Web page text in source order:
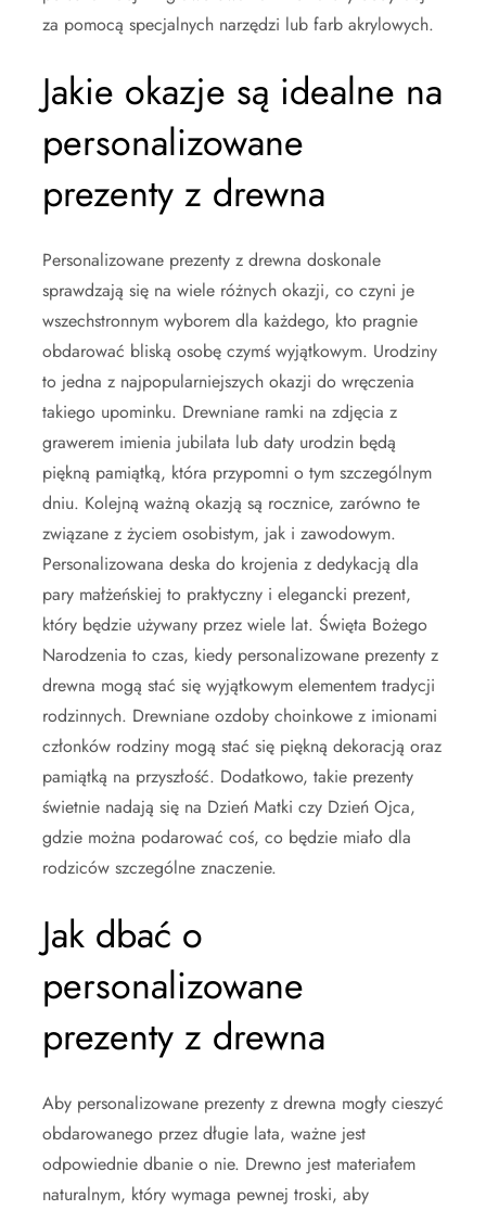
za pomocą specjalnych narzędzi lub farb akrylowych.
Jakie okazje są idealne na
personalizowane
prezenty z drewna
Personalizowane prezenty z drewna doskonale
sprawdzają się na wiele różnych okazji, co czyni je
wszechstronnym wyborem dla każdego, kto pragnie
obdarować bliską osobę czymś wyjątkowym. Urodziny
to jedna z najpopularniejszych okazji do wręczenia
takiego upominku. Drewniane ramki na zdjęcia z
grawerem imienia jubilata lub daty urodzin będą
piękną pamiątką, która przypomni o tym szczególnym
dniu. Kolejną ważną okazją są rocznice, zarówno te
związane z życiem osobistym, jak i zawodowym.
Personalizowana deska do krojenia z dedykacją dla
pary małżeńskiej to praktyczny i elegancki prezent,
który będzie używany przez wiele lat. Święta Bożego
Narodzenia to czas, kiedy personalizowane prezenty z
drewna mogą stać się wyjątkowym elementem tradycji
rodzinnych. Drewniane ozdoby choinkowe z imionami
członków rodziny mogą stać się piękną dekoracją oraz
pamiątką na przyszłość. Dodatkowo, takie prezenty
świetnie nadają się na Dzień Matki czy Dzień Ojca,
gdzie można podarować coś, co będzie miało dla
rodziców szczególne znaczenie.
Jak dbać o
personalizowane
prezenty z drewna
Aby personalizowane prezenty z drewna mogły cieszyć
obdarowanego przez długie lata, ważne jest
odpowiednie dbanie o nie. Drewno jest materiałem
naturalnym, który wymaga pewnej troski, aby